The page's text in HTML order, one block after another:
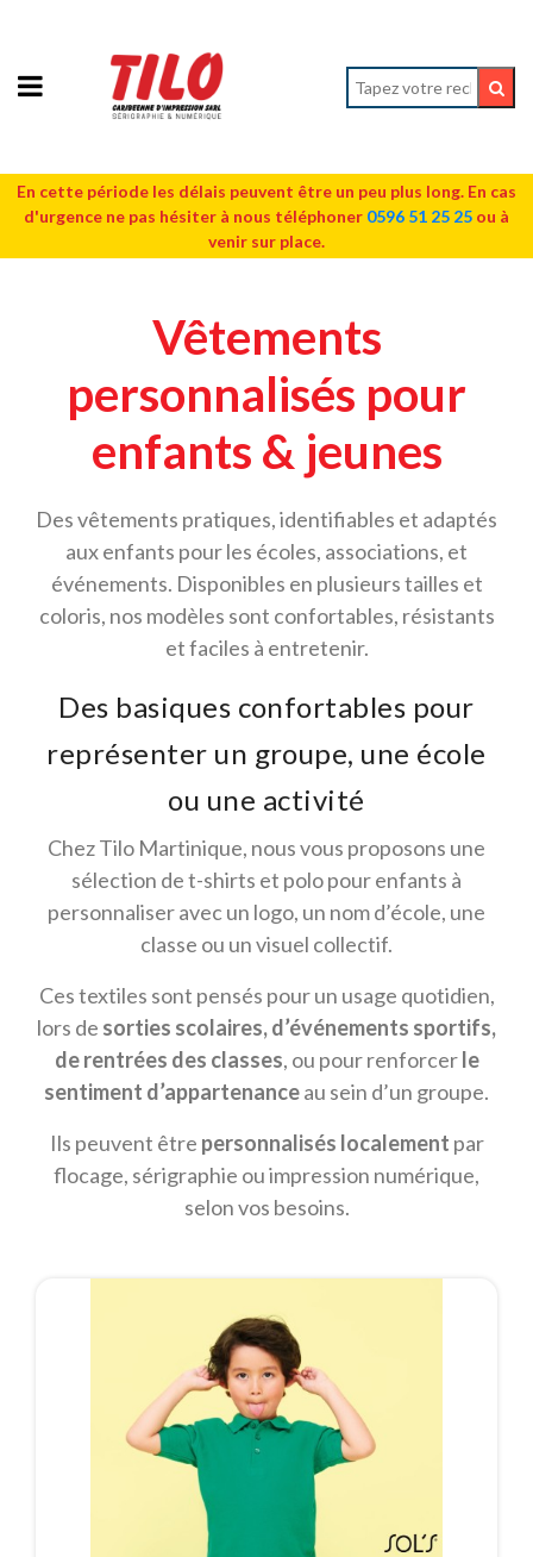
En cette période les délais peuvent être un peu plus long. En cas
d'urgence ne pas hésiter à nous téléphoner 0596 51 25 25 ou à
venir sur place.
Vêtements
personnalisés pour
enfants & jeunes
Des vêtements pratiques, identifiables et adaptés
aux enfants pour les écoles, associations, et
événements. Disponibles en plusieurs tailles et
coloris, nos modèles sont confortables, résistants
et faciles à entretenir.
Des basiques confortables pour
représenter un groupe, une école
ou une activité
Chez Tilo Martinique, nous vous proposons une
sélection de t-shirts et polo pour enfants à
personnaliser avec un logo, un nom d’école, une
classe ou un visuel collectif.
Ces textiles sont pensés pour un usage quotidien,
lors de sorties scolaires, d’événements sportifs,
de rentrées des classes, ou pour renforcerle
sentiment d’appartenanceau sein d’un groupe.
Ils peuvent être personnalisés localement par
flocage, sérigraphie ou impression numérique,
selon vos besoins.